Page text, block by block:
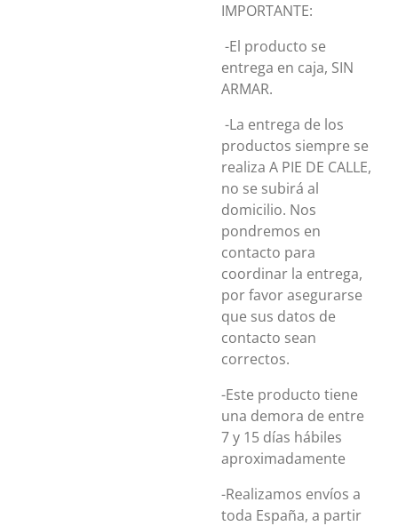
IMPORTANTE:
-El producto se
entrega en caja, SIN
ARMAR.
-La entrega de los
productos siempre se
realiza A PIE DE CALLE,
no se subirá al
domicilio. Nos
pondremos en
contacto para
coordinar la entrega,
por favor asegurarse
que sus datos de
contacto sean
correctos.
-Este producto tiene
una demora de entre
7 y 15 días hábiles
aproximadamente
-Realizamos envíos a
toda España, a partir